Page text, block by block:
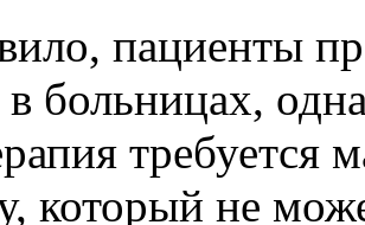
пациенты
в больницах,
требуется
который не